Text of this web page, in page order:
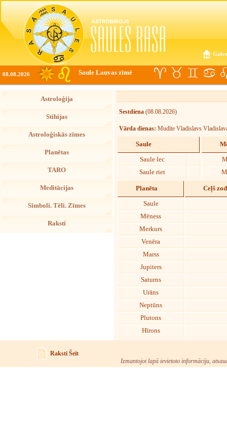
08.08.2026 Saule Lauvas zīmē
Astroloģija
Stihijas
Astroloģiskās zīmes
Planētas
TARO
Meditācijas
Simboli. Tēli. Zīmes
Raksti
Sestdiena (08.08.2026)
Vārda dienas: Mudīte Vladislavs
Saule
Saule lec
Saule riet
Planēta Ceļš
Saule
Mēness
Merkurs
Venēra
Marss
Jupiters
Saturns
Urāns
Neptūns
Plutons
Hīrons
Raksti Šeit
Izmantojot lapā ievietoto informāciju,